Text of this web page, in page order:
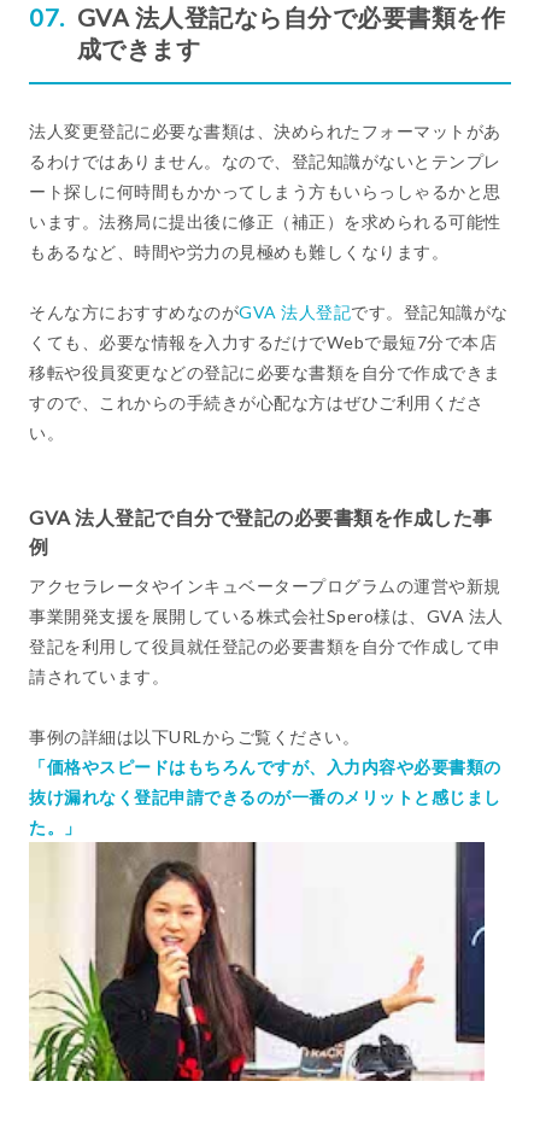
GVA 法人登記なら自分で必要書類を作
成できます
法人変更登記に必要な書類は、決められたフォーマットがあ
るわけではありません。なので、登記知識がないとテンプレ
ート探しに何時間もかかってしまう方もいらっしゃるかと思
います。法務局に提出後に修正（補正）を求められる可能性
もあるなど、時間や労力の見極めも難しくなります。
そんな方におすすめなのがGVA 法人登記です。登記知識がな
くても、必要な情報を入力するだけでWebで最短7分で本店
移転や役員変更などの登記に必要な書類を自分で作成できま
すので、これからの手続きが心配な方はぜひご利用くださ
い。
GVA 法人登記で自分で登記の必要書類を作成した事
例
アクセラレータやインキュベータープログラムの運営や新規
事業開発支援を展開している株式会社Spero様は、GVA 法人
登記を利用して役員就任登記の必要書類を自分で作成して申
請されています。
事例の詳細は以下URLからご覧ください。
「価格やスピードはもちろんですが、入力内容や必要書類の
抜け漏れなく登記申請できるのが一番のメリットと感じまし
た。」